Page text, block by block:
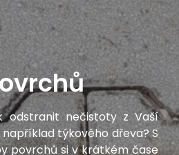
odstranit nečistoty z Vaší
týkového dřeva? S
povrchů si v krátkém čase